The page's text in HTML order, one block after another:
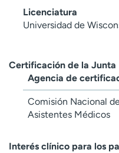
Licenciatura
Universidad de
Certificación de la Junta
Agencia de
Comisión Nacional
Asistentes Médicos
Interés clínico para los